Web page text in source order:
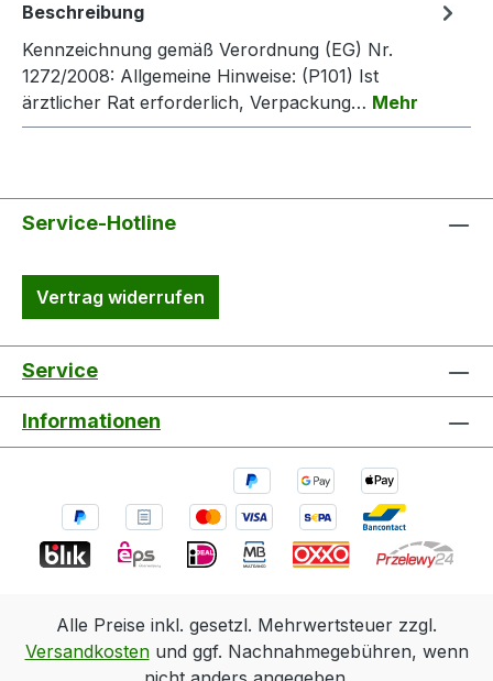
Beschreibung
Kennzeichnung gemäß Verordnung (EG) Nr.
1272/2008: Allgemeine Hinweise: (P101) Ist
ärztlicher Rat erforderlich, Verpackung… Mehr
Service-Hotline
Vertrag widerrufen
Service
Informationen
Alle Preise inkl. gesetzl. Mehrwertsteuer zzgl.
Versandkostenund ggf. Nachnahmegebühren, wenn